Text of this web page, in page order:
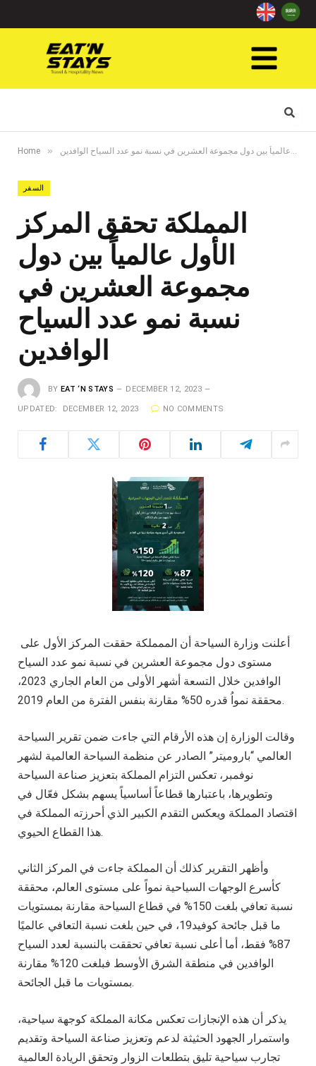
Home » المملكة تحقق المركز الأول عالمياً بين دول مجموعة العشرين في نسبة نمو عدد السياح الوافدين
السفر
المملكة تحقق المركز
الأول عالمياً بين دول
مجموعة العشرين في
نسبة نمو عدد السياح
الوافدين
BY EAT ‘N STAYS DECEMBER 12, 2023
UPDATED: DECEMBER 12, 2023 NO COMMENTS
أعلنت وزارة السياحة أن الممملكة حققت المركز الأول على
مستوى دول مجموعة العشرين في نسبة نمو عدد السياح
الوافدين خلال التسعة أشهر الأولى من العام الجاري 2023،
محققة نمواُ قدره 50% مقارنة بنفس الفترة من العام 2019.
وقالت الوزارة إن هذه الأرقام التي جاءت ضمن تقرير السياحة
العالمي “باروميتر” الصادر عن منظمة السياحة العالمية لشهر
نوفمبر، تعكس التزام المملكة بتعزيز صناعة السياحة
وتطويرها، باعتبارها قطاعاً أساسياً يسهم بشكل فعّال في
اقتصاد المملكة ويعكس التقدم الكبير الذي أحرزته المملكة في
هذا القطاع الحيوي.
وأظهر التقرير كذلك أن المملكة جاءت في المركز الثاني
كأسرع الوجهات السياحية نمواً على مستوى العالم، محققة
نسبة تعافي بلغت 150% في قطاع السياحة مقارنة بمستويات
ما قبل جائحة كوفيد19، في حين بلغت نسبة التعافي عالميًا
87% فقط، أما أعلى نسبة تعافي تحققت بالنسبة لعدد السياح
الوافدين في منطقة الشرق الأوسط فبلغت 120% مقارنة
بمستويات ما قبل الجائحة.
يذكر أن هذه الإنجازات تعكس مكانة المملكة كوجهة سياحية،
واستمرار الجهود الحثيثة لدعم وتعزيز صناعة السياحة وتقديم
تجارب سياحية تليق بتطلعات الزوار وتحقق الريادة العالمية